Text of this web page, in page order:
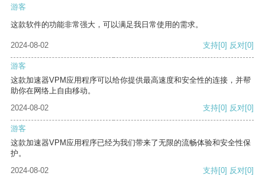
游客
这款软件的功能非常强大，可以满足我日常使用的需求。
2024-08-02 支持[0] 反对[0]
游客
这款加速器VPM应用程序可以给你提供最高速度和安全性的连接，并帮
助你在网络上自由移动。
2024-08-02
支持[0] 反对[0]
游客
这款加速器VPM应用程序已经为我们带来了无限的流畅体验和安全性保
护。
2024-08-02
支持[0] 反对[0]